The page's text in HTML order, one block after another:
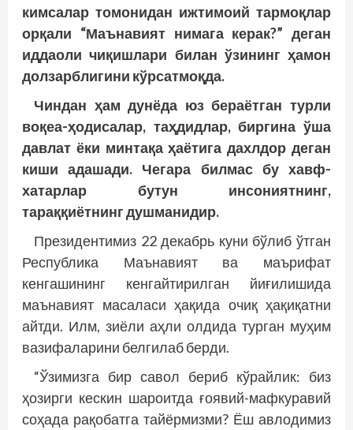
кимсалар томонидан ижтимоий тармоқлар
орқали “Маънавият нимага керак?” деган
иддаоли чиқиш­лари билан ўзининг ҳамон
долзарблигини кўрсатмоқда.
Чиндан ҳам дунёда юз бераётган турли
воқеа-ҳодисалар, таҳдидлар, биргина ўша
давлат ёки минтақа ҳаётига дахлдор деган
киши адашади. Чегара билмас бу хавф-
хатарлар бутун инсониятнинг,
тараққиётнинг душманидир.
Президентимиз 22 декабрь куни бўлиб ўтган
Республика Маънавият ва маърифат
кенгашининг кенгайтирилган йиғилишида
маънавият масаласи ҳақида очиқ ҳақиқатни
айтди. Илм, зиёли аҳли олдида турган муҳим
вазифаларини белгилаб берди.
“Ўзимизга бир савол бериб кўрайлик: биз
ҳозирги кескин шароитда ғоявий-мафкуравий
соҳада рақобатга тайёрмизми? Ёш авлодимиз